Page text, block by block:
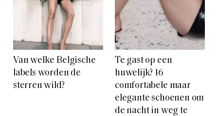
Van welke Belgische
labels worden de
sterren wild?
Te gast op een
huwelijk? 16
comfortabele maar
elegante schoenen om
de nacht in weg te